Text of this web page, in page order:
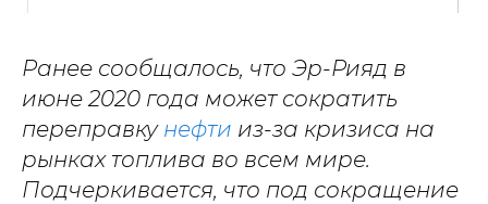
Ранее сообщалось, что Эр-Рияд в
июне 2020 года может сократить
переправку нефти из-за кризиса на
рынках топлива во всем мире.
Подчеркивается, что под сокращение